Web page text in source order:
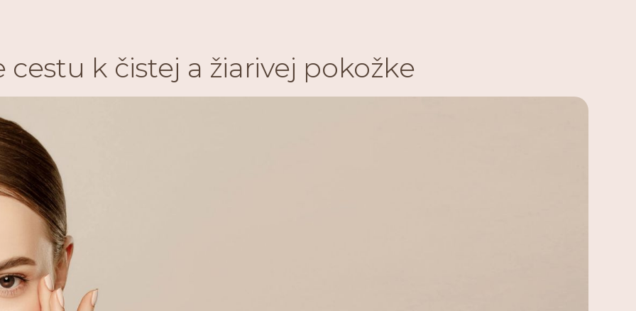
cestu k čistej a žiarivej pokožke